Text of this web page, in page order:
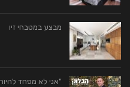
מבצע במטבחי זיו
"אני לא מפחד